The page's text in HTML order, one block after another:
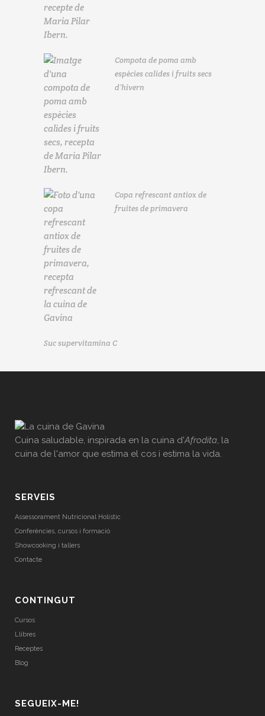
Compota de poma amb
espècies calides i fruits secs
d’hivern
Copa refrescant antiox de
fruites de primavera
Suc supervitamina C
Cuina saludable, inspirada en la cuina d'Afrodita, la
cuina de l'amor que estima el cos i estima la vida.
SERVEIS
Assessorament Nutricional Holístic
Conferències, cursos i formació
Showcooking i tallers
Contacte
CONTINGUT
Cursos
Llibres
Receptes
Blog
SEGUEIX-ME!